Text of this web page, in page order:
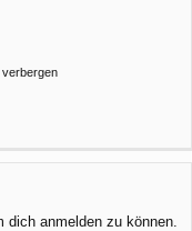
verbergen
anmelden zu können.